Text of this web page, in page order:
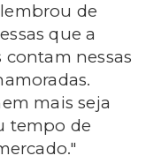
de
que a
nessas
mais seja
tempo de